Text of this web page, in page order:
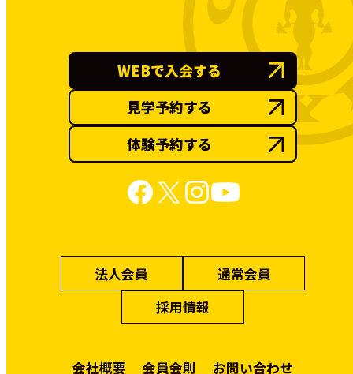
WEBで入会する
見学予約する
体験予約する
法人会員
通常会員
採用情報
会社概要 会員会則
お問い合わせ